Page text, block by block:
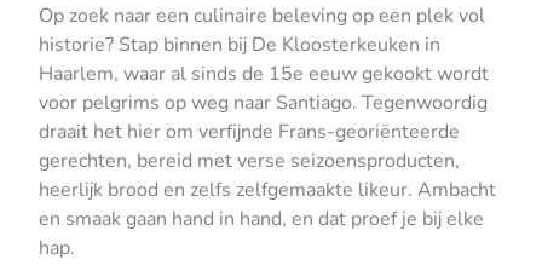
Op zoek naar een culinaire beleving op een plek vol
historie? Stap binnen bij De Kloosterkeuken in
Haarlem, waar al sinds de 15e eeuw gekookt wordt
voor pelgrims op weg naar Santiago. Tegenwoordig
draait het hier om verfijnde Frans-georiënteerde
gerechten, bereid met verse seizoensproducten,
heerlijk brood en zelfs zelfgemaakte likeur. Ambacht
en smaak gaan hand in hand, en dat proef je bij elke
hap.